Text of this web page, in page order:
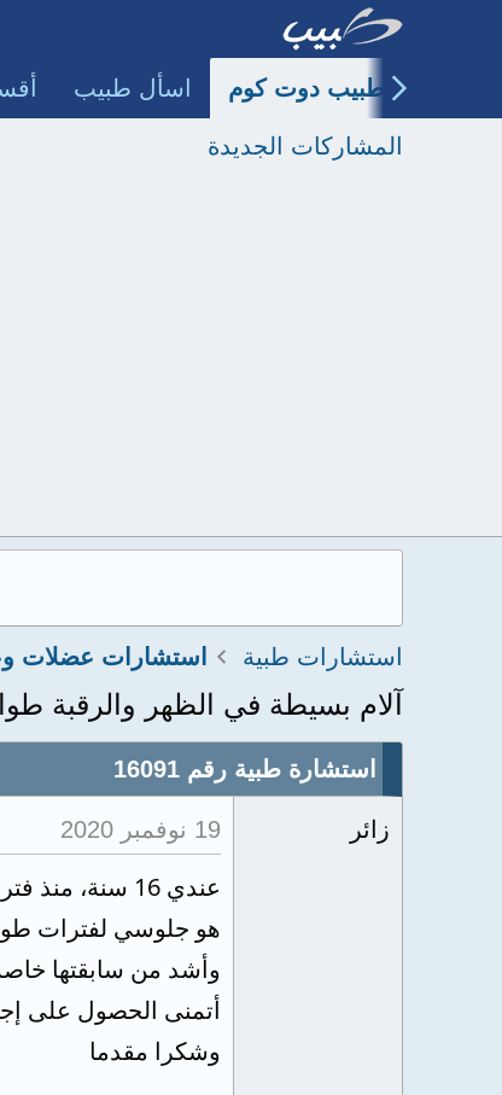
طبيب دوت كوم اسأل طبيب
المشاركات الجديدة
استشارات طبية
آلام بسيطة في الظهر والرقبة
استشارة طبية رقم 16091
زائر 19 نوفمبر 2020
عندي 16
هو جلوسي لفترات
وأشد من سابقتها
أتمنى الحصول على
وشكرا مقدما